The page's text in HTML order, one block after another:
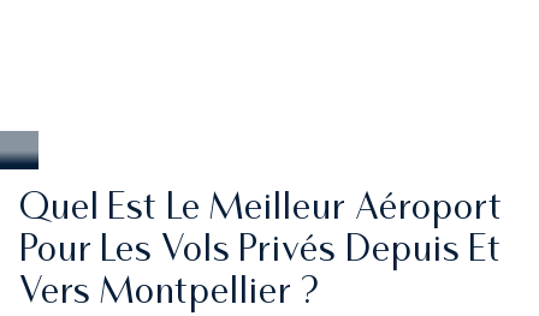
Quel Est Le Meilleur Aéroport
Pour Les Vols Privés Depuis Et
Vers Montpellier ?